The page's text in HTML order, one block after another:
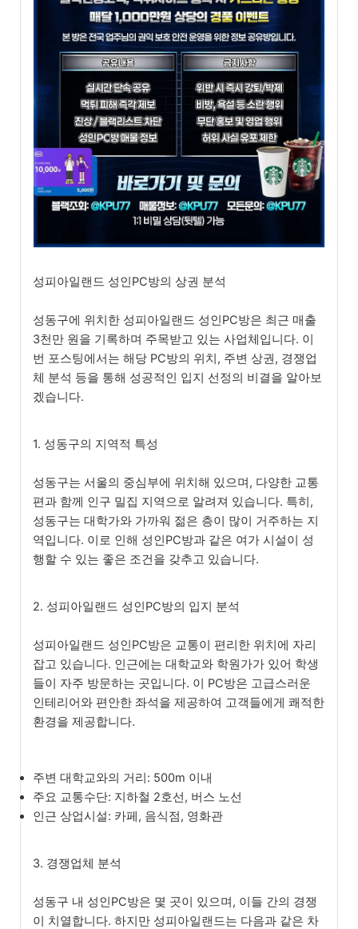
성피아일랜드 성인PC방의 상권 분석
성동구에 위치한 성피아일랜드 성인PC방은 최근 매출
3천만 원을 기록하며 주목받고 있는 사업체입니다. 이
번 포스팅에서는 해당 PC방의 위치, 주변 상권, 경쟁업
체 분석 등을 통해 성공적인 입지 선정의 비결을 알아보
겠습니다.
1. 성동구의 지역적 특성
성동구는 서울의 중심부에 위치해 있으며, 다양한 교통
편과 함께 인구 밀집 지역으로 알려져 있습니다. 특히,
성동구는 대학가와 가까워 젊은 층이 많이 거주하는 지
역입니다. 이로 인해 성인PC방과 같은 여가 시설이 성
행할 수 있는 좋은 조건을 갖추고 있습니다.
2. 성피아일랜드 성인PC방의 입지 분석
성피아일랜드 성인PC방은 교통이 편리한 위치에 자리
잡고 있습니다. 인근에는 대학교와 학원가가 있어 학생
들이 자주 방문하는 곳입니다. 이 PC방은 고급스러운
인테리어와 편안한 좌석을 제공하여 고객들에게 쾌적한
환경을 제공합니다.
주변 대학교와의 거리: 500m 이내
주요 교통수단: 지하철 2호선, 버스 노선
인근 상업시설: 카페, 음식점, 영화관
3. 경쟁업체 분석
성동구 내 성인PC방은 몇 곳이 있으며, 이들 간의 경쟁
이 치열합니다. 하지만 성피아일랜드는 다음과 같은 차